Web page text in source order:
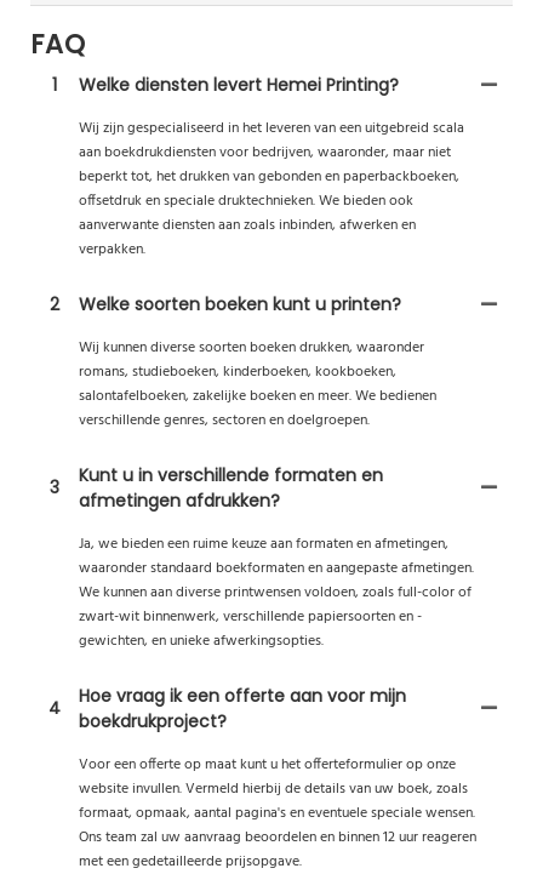
FAQ
1
Welke diensten levert Hemei Printing?
Wij zijn gespecialiseerd in het leveren van een uitgebreid scala
aan boekdrukdiensten voor bedrijven, waaronder, maar niet
beperkt tot, het drukken van gebonden en paperbackboeken,
offsetdruk en speciale druktechnieken. We bieden ook
aanverwante diensten aan zoals inbinden, afwerken en
verpakken.
2
Welke soorten boeken kunt u printen?
Wij kunnen diverse soorten boeken drukken, waaronder
romans, studieboeken, kinderboeken, kookboeken,
salontafelboeken, zakelijke boeken en meer. We bedienen
verschillende genres, sectoren en doelgroepen.
3
Kunt u in verschillende formaten en
afmetingen afdrukken?
Ja, we bieden een ruime keuze aan formaten en afmetingen,
waaronder standaard boekformaten en aangepaste afmetingen.
We kunnen aan diverse printwensen voldoen, zoals full-color of
zwart-wit binnenwerk, verschillende papiersoorten en -
gewichten, en unieke afwerkingsopties.
4
Hoe vraag ik een offerte aan voor mijn
boekdrukproject?
Voor een offerte op maat kunt u het offerteformulier op onze
website invullen. Vermeld hierbij de details van uw boek, zoals
formaat, opmaak, aantal pagina's en eventuele speciale wensen.
Ons team zal uw aanvraag beoordelen en binnen 12 uur reageren
met een gedetailleerde prijsopgave.